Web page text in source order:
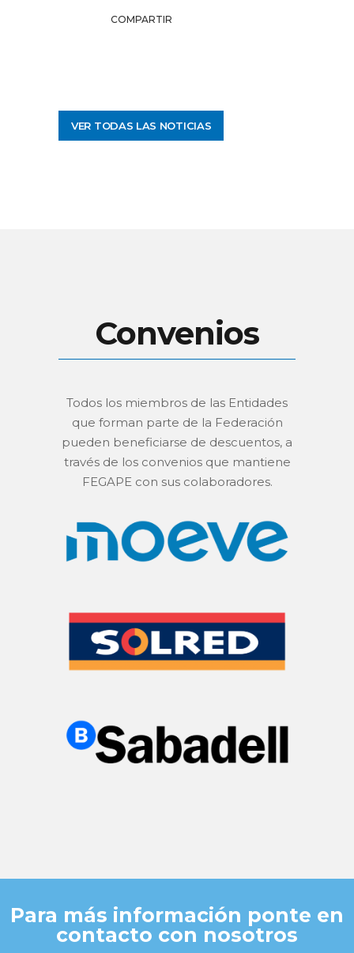
COMPARTIR
VER TODAS LAS NOTICIAS
Convenios
Todos los miembros de las Entidades
que forman parte de la Federación
pueden beneficiarse de descuentos, a
través de los convenios que mantiene
FEGAPE con sus colaboradores.
Para más información ponte en
contacto con nosotros